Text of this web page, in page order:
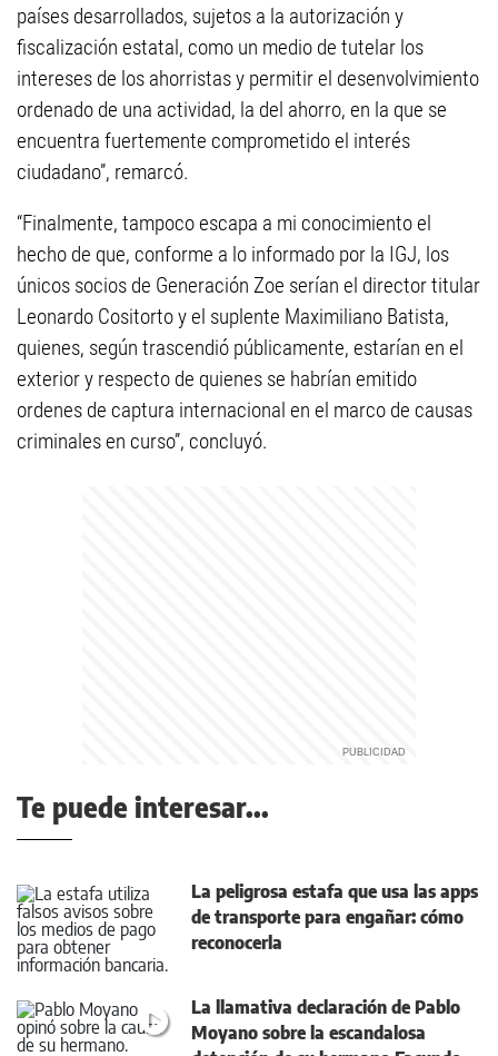
países desarrollados, sujetos a la autorización y
fiscalización estatal, como un medio de tutelar los
intereses de los ahorristas y permitir el desenvolvimiento
ordenado de una actividad, la del ahorro, en la que se
encuentra fuertemente comprometido el interés
ciudadano”, remarcó.
“Finalmente, tampoco escapa a mi conocimiento el
hecho de que, conforme a lo informado por la IGJ, los
únicos socios de Generación Zoe serían el director titular
Leonardo Cositorto y el suplente Maximiliano Batista,
quienes, según trascendió públicamente, estarían en el
exterior y respecto de quienes se habrían emitido
ordenes de captura internacional en el marco de causas
criminales en curso”, concluyó.
Te puede interesar...
La peligrosa estafa que usa las apps
de transporte para engañar: cómo
reconocerla
La llamativa declaración de Pablo
Moyano sobre la escandalosa